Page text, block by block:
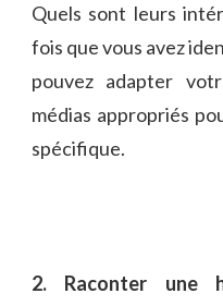
Quels sont leurs
fois que vous avez
pouvez adapter
médias appropriés‍
spécifique.
2. Raconter une